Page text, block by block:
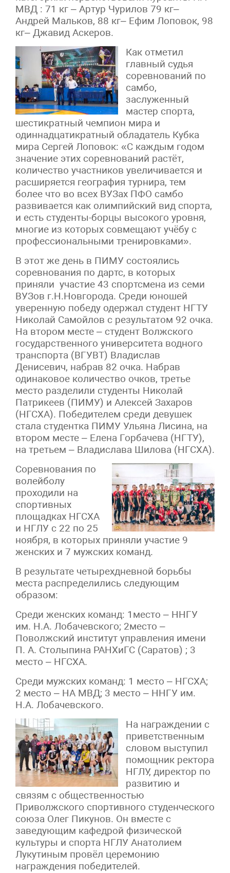
МВД : 71 кг – Артур Чурилов 79 кг–
Андрей Мальков, 88 кг– Ефим Лоповок, 98
кг– Джавид Аскеров.
Как отметил
главный судья
соревнований по
самбо,
заслуженный
мастер спорта,
шестикратный чемпион мира и
одиннадцатикратный обладатель Кубка
мира Сергей Лоповок: «С каждым годом
значение этих соревнований растёт,
количество участников увеличивается и
расширяется география турнира, тем
более что во всех ВУЗах ПФО самбо
развивается как олимпийский вид спорта,
и есть студенты-борцы высокого уровня,
многие из которых совмещают учёбу с
профессиональными тренировками».
В этот же день в ПИМУ состоялись
соревнования по дартс, в которых
приняли участие 43 спортсмена из семи
ВУЗов г.Н.Новгорода. Среди юношей
уверенную победу одержал студент НГТУ
Николай Самойлов с результатом 92 очка.
На втором месте – студент Волжского
государственного университета водного
транспорта (ВГУВТ) Владислав
Денисевич, набрав 82 очка. Набрав
одинаковое количество очков, третье
место разделили студенты Николай
Патрикеев (ПИМУ) и Алексей Захаров
(НГСХА). Победителем среди девушек
стала студентка ПИМУ Ульяна Лисина, на
втором месте – Елена Горбачева (НГТУ),
на третьем – Владислава Шилова (НГСХА).
Соревнования по
волейболу
проходили на
спортивных
площадках НГСХА
и НГЛУ с 22 по 25
ноября, в которых приняли участие 9
женских и 7 мужских команд.
В результате четырехдневной борьбы
места распределились следующим
образом:
Среди женских команд: 1место – ННГУ
им. Н.А. Лобачевского; 2место –
Поволжский институт управления имени
П. А. Столыпина РАНХиГС (Саратов) ; 3
место – НГСХА.
Среди мужских команд: 1 место – НГСХА;
2 место – НА МВД; 3 место – ННГУ им.
Н.А. Лобачевского.
На награждении с
приветственным
словом выступил
помощник ректора
НГЛУ, директор по
развитию и
связям с общественностью
Приволжского спортивного студенческого
союза Олег Пикунов. Он вместе с
заведующим кафедрой физической
культуры и спорта НГЛУ Анатолием
Лукутиным провёл церемонию
награждения победителей.